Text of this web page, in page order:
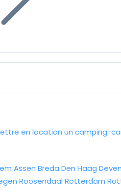
en location un camping-
Assen Breda Den Haag
Roosendaal Rotterdam